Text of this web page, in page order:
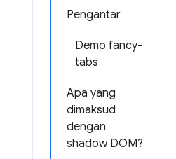
Pengantar
Demo fancy-
tabs
Apa yang
dimaksud
dengan
shadow DOM?